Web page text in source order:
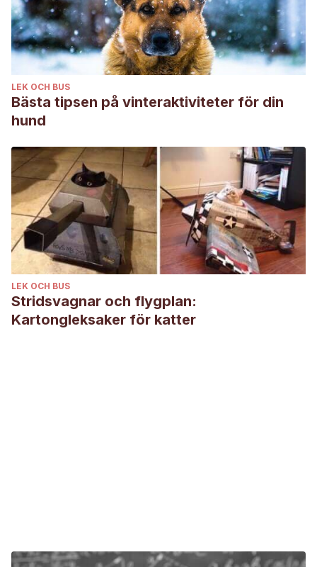
LEK OCH BUS
Bästa tipsen på vinteraktiviteter för din
hund
LEK OCH BUS
Stridsvagnar och flygplan:
Kartongleksaker för katter